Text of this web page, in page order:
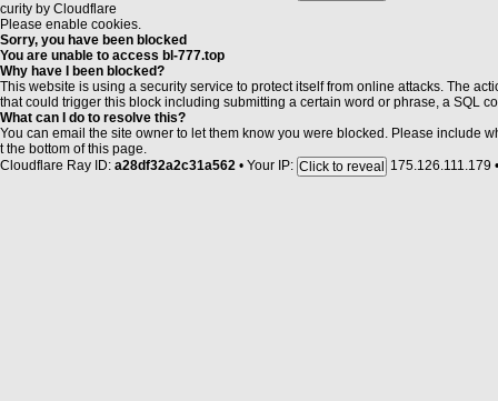
curity by Cloudflare
Please enable cookies.
Sorry, you have been blocked
You are unable to access bl-777.top
Why have I been blocked?
This website is using a security service to protect itself from online attacks. The
that could trigger this block including submitting a certain word or phrase, a SQL
What can I do to resolve this?
You can email the site owner to let them know you were blocked. Please include
t the bottom of this page.
Cloudflare Ray ID: a28df32a2c31a562 • Your IP: Click to reveal 175.126.111.179 •